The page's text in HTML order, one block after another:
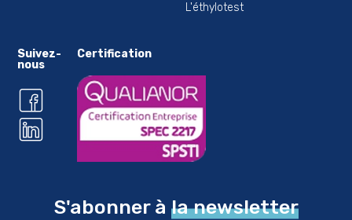
L'éthylotest
Suivez-
nous
Certification
S'abonner à la newsletter